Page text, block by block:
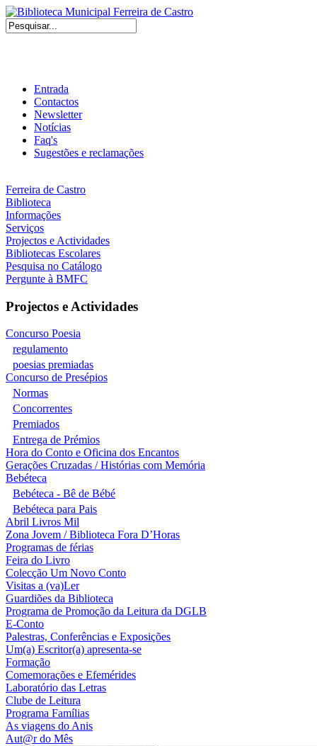
Entrada
Contactos
Newsletter
Notícias
Faq's
Sugestões e reclamações
Ferreira de Castro
Biblioteca
Informações
Serviços
Projectos e Actividades
Bibliotecas Escolares
Pesquisa no Catálogo
Pergunte à BMFC
Projectos e Actividades
Concurso Poesia
regulamento
poesias premiadas
Concurso de Presépios
Normas
Concorrentes
Premiados
Entrega de Prémios
Hora do Conto e Oficina dos Encantos
Gerações Cruzadas / Histórias com Memória
Bebéteca
Bebéteca - Bê de Bébé
Bebéteca para Pais
Abril Livros Mil
Zona Jovem / Biblioteca Fora D’Horas
Programas de férias
Feira do Livro
Colecção Um Novo Conto
Visitas a (va)Ler
Guardiões da Biblioteca
Programa de Promoção da Leitura da DGLB
E-Conto
Palestras, Conferências e Exposições
Um(a) Escritor(a) apresenta-se
Formação
Comemorações e Efemérides
Laboratório das Letras
Clube de Leitura
Programa Famílias
As viagens do Anis
Aut@r do Mês